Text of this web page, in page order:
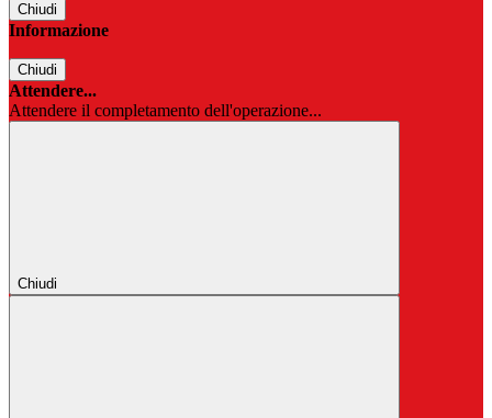
Chiudi
Informazione
Chiudi
Attendere...
Attendere il completamento dell'operazione...
Chiudi